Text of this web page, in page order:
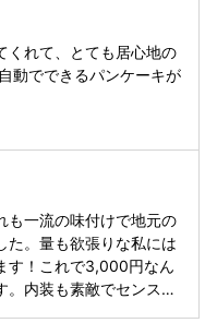
た沖縄特産品フレーバ
迷うほど選べるのが嬉し
くれて、とても居心地の
動でできるパンケーキが
も一流の味付けで地元の
た。量も欲張りな私には
す！これで3,000円なん
。内装も素敵でセンスが